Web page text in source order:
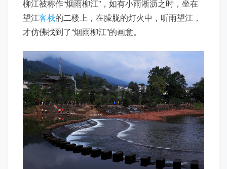
柳江被称作“烟雨柳江”，如有小雨淅沥之时，坐在
望江客栈的二楼上，在朦胧的灯火中，听雨望江，
才仿佛找到了“烟雨柳江”的画意。